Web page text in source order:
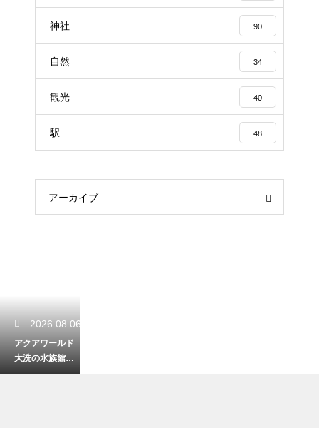
神社 90
自然 34
観光 40
駅 48
アーカイブ
2026.08.06
アクアワールド
大洗の水族館の
サメの種類や